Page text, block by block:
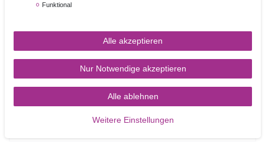
Blumendraht 24 g grün - 50 Drähte pro Packung
In den Warenkorb
Funktional
Alle akzeptieren
Nur Notwendige akzeptieren
Alle ablehnen
Weitere Einstellungen